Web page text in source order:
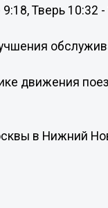
Тверь 10:32
движения
в Нижний